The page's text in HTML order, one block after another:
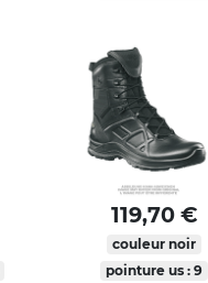
119,70 €
couleur noir
pointure us : 9